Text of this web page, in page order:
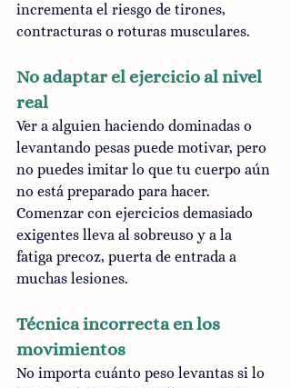
incrementa el riesgo de tirones,
contracturas o roturas musculares.
No adaptar el ejercicio al nivel
real
Ver a alguien haciendo dominadas o
levantando pesas puede motivar, pero
no puedes imitar lo que tu cuerpo aún
no está preparado para hacer.
Comenzar con ejercicios demasiado
exigentes lleva al sobreuso y a la
fatiga precoz, puerta de entrada a
muchas lesiones.
Técnica incorrecta en los
movimientos
No importa cuánto peso levantas si lo